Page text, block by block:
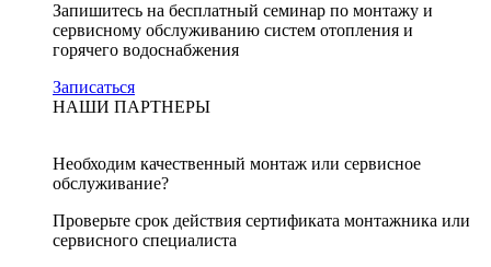
Запишитесь на бесплатный семинар по монтажу и
сервисному обслуживанию систем отопления и
горячего водоснабжения
Записаться
НАШИ ПАРТНЕРЫ
Необходим качественный монтаж или сервисное
обслуживание?
Проверьте срок действия сертификата монтажника или
сервисного специалиста